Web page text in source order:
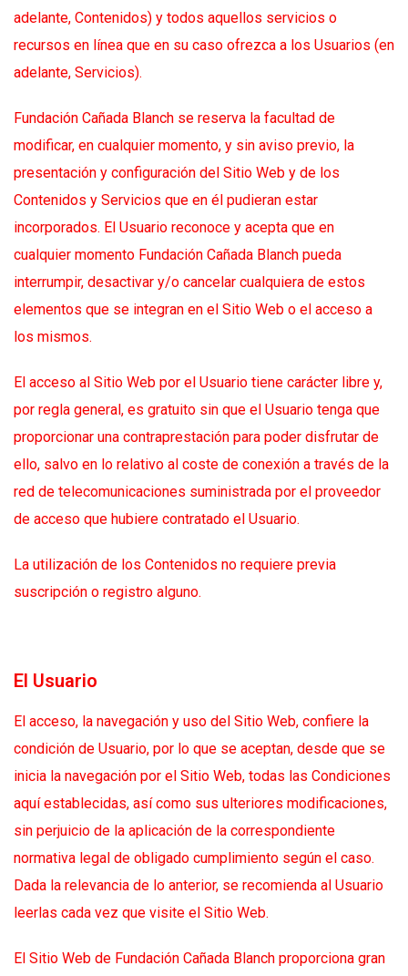
adelante, Contenidos) y todos aquellos servicios o
recursos en línea que en su caso ofrezca a los Usuarios (en
adelante, Servicios).
Fundación Cañada Blanch se reserva la facultad de
modificar, en cualquier momento, y sin aviso previo, la
presentación y configuración del Sitio Web y de los
Contenidos y Servicios que en él pudieran estar
incorporados. El Usuario reconoce y acepta que en
cualquier momento Fundación Cañada Blanch pueda
interrumpir, desactivar y/o cancelar cualquiera de estos
elementos que se integran en el Sitio Web o el acceso a
los mismos.
El acceso al Sitio Web por el Usuario tiene carácter libre y,
por regla general, es gratuito sin que el Usuario tenga que
proporcionar una contraprestación para poder disfrutar de
ello, salvo en lo relativo al coste de conexión a través de la
red de telecomunicaciones suministrada por el proveedor
de acceso que hubiere contratado el Usuario.
La utilización de los Contenidos no requiere previa
suscripción o registro alguno.
El Usuario
El acceso, la navegación y uso del Sitio Web, confiere la
condición de Usuario, por lo que se aceptan, desde que se
inicia la navegación por el Sitio Web, todas las Condiciones
aquí establecidas, así como sus ulteriores modificaciones,
sin perjuicio de la aplicación de la correspondiente
normativa legal de obligado cumplimiento según el caso.
Dada la relevancia de lo anterior, se recomienda al Usuario
leerlas cada vez que visite el Sitio Web.
El Sitio Web de Fundación Cañada Blanch proporciona gran